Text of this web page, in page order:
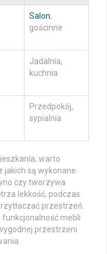
Salon,
gościnne
Jadalnia,
kuchnia
Przedpokój,
sypialnia
warto
jakich są wykonane.
czy tworzywa
lekkość, podczas
przestrzeń.
mebli
przestrzeni